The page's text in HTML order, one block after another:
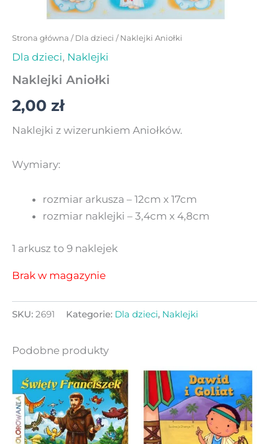
Strona główna /Dla dzieci / Naklejki Aniołki
Dla dzieci, Naklejki
Naklejki Aniołki
2,00 zł
Naklejki z wizerunkiem Aniołków.
Wymiary:
rozmiar arkusza – 12cm x 17cm
rozmiar naklejki – 3,4cm x 4,8cm
1 arkusz to 9 naklejek
Brak w magazynie
SKU: 2691 Kategorie: Dla dzieci, Naklejki
Podobne produkty